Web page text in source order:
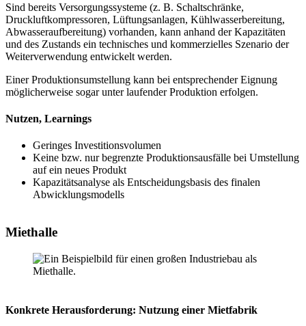
Sind bereits Versorgungssysteme (z. B. Schaltschränke,
Druckluftkompressoren, Lüftungsanlagen, Kühlwasserbereitung,
Abwasseraufbereitung) vorhanden, kann anhand der Kapazitäten
und des Zustands ein technisches und kommerzielles Szenario der
Weiterverwendung entwickelt werden.
Einer Produktionsumstellung kann bei entsprechender Eignung
möglicherweise sogar unter laufender Produktion erfolgen.
Nutzen, Learnings
Geringes Investitionsvolumen
Keine bzw. nur begrenzte Produktionsausfälle bei Umstellung
auf ein neues Produkt
Kapazitätsanalyse als Entscheidungsbasis des finalen
Abwicklungsmodells
Miethalle
Konkrete Herausforderung: Nutzung einer Mietfabrik